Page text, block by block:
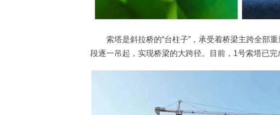
索塔是斜拉桥的“台柱子”，承受着桥梁主跨全部重
段逐一吊起，实现桥梁的大跨径。目前，1号索塔已完